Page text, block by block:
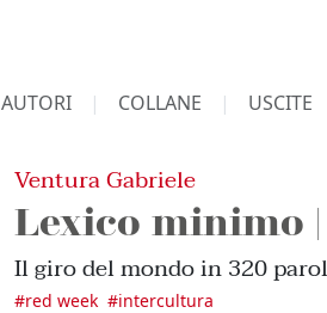
AUTORI COLLANE USCITE
Ventura Gabriele
Lexico minimo
Il giro del mondo in 320
#red week #intercultura